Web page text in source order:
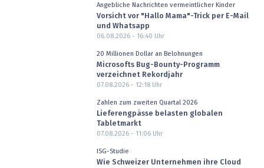
Angebliche Nachrichten vermeintlicher Kinder
Vorsicht vor "Hallo Mama"-Trick per E-Mail
und Whatsapp
06.08.2026 - 16:40 Uhr
20 Millionen Dollar an Belohnungen
Microsofts Bug-Bounty-Programm
verzeichnet Rekordjahr
07.08.2026 - 12:18Uhr
Zahlen zum zweiten Quartal 2026
Lieferengpässe belasten globalen
Tabletmarkt
07.08.2026 - 11:06Uhr
ISG-Studie
Wie Schweizer Unternehmen ihre Cloud